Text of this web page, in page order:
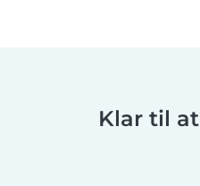
Klar til